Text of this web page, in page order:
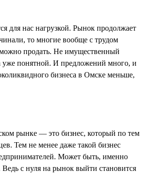
для нас нагрузкой. Рынок продолжает
то многие вообще с трудом
продать. Не имущественный
уже понятной. И предложений много, и
бизнеса в Омске меньше,
рынке — это бизнес, который по тем
Тем не менее даже такой бизнес
Может быть, именно
Ведь с нуля на рынок выйти становится